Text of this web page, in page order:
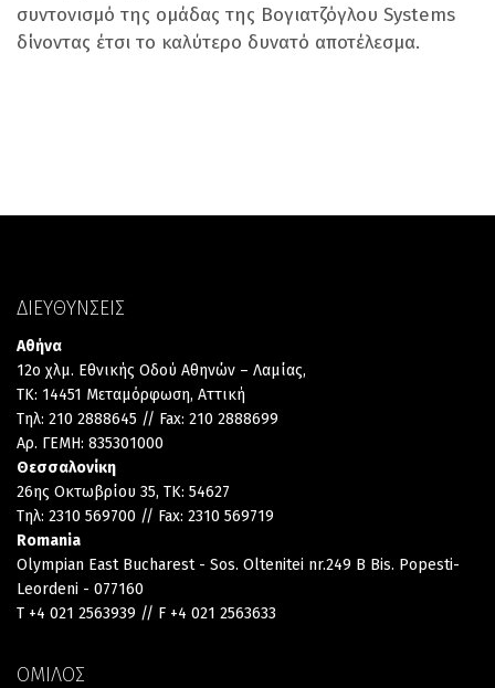
συντονισμό της ομάδας της Βογιατζόγλου Systems
δίνοντας έτσι το καλύτερο δυνατό αποτέλεσμα.
ΔΙΕΥΘΥΝΣΕΙΣ
Αθήνα
12ο χλμ. Εθνικής Οδού Αθηνών – Λαμίας,
TK: 14451 Μεταμόρφωση, Αττική
Τηλ: 210 2888645 // Fax: 210 2888699
Αρ. ΓΕΜΗ: 835301000
Θεσσαλονίκη
26ης Οκτωβρίου 35, TK: 54627
Τηλ: 2310 569700 // Fax: 2310 569719
Romania
Olympian East Bucharest - Sos. Oltenitei nr.249 B Bis. Popesti-
Leordeni - 077160
T +4 021 2563939 // F +4 021 2563633
ΟΜΙΛΟΣ